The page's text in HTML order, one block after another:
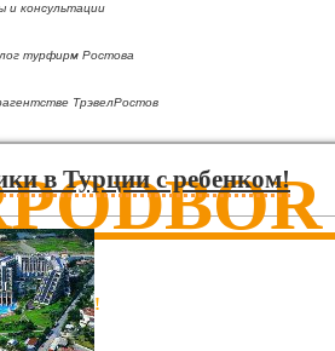
и консультации
турфирм Ростова
ТрэвелРостов
на-Дону!
в Турции с ребенком!